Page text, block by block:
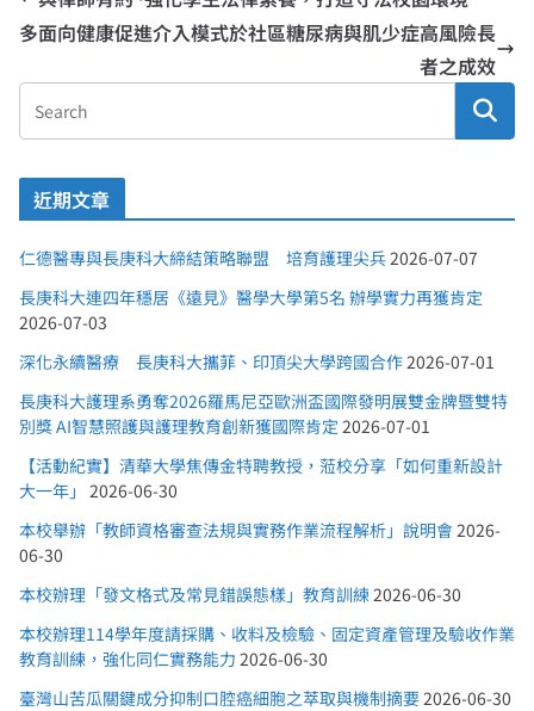
多面向健康促進介入模式於社區糖尿病與肌少症高風險長
者之成效
近期文章
仁德醫專與長庚科大締結策略聯盟 培育護理尖兵2026-07-07
長庚科大連四年穩居《遠見》醫學大學第5名 辦學實力再獲肯定
2026-07-03
深化永續醫療 長庚科大攜菲、印頂尖大學跨國合作2026-07-01
長庚科大護理系勇奪2026羅馬尼亞歐洲盃國際發明展雙金牌暨雙特
別獎 AI智慧照護與護理教育創新獲國際肯定 2026-07-01
【活動紀實】清華大學焦傳金特聘教授，蒞校分享「如何重新設計
大一年」 2026-06-30
本校舉辦「教師資格審查法規與實務作業流程解析」說明會2026-
06-30
本校辦理「發文格式及常見錯誤態樣」教育訓練2026-06-30
本校辦理114學年度請採購、收料及檢驗、固定資產管理及驗收作業
教育訓練，強化同仁實務能力 2026-06-30
臺灣山苦瓜關鍵成分抑制口腔癌細胞之萃取與機制摘要2026-06-30